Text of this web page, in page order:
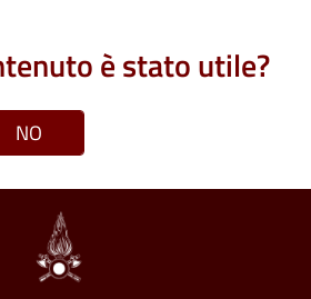
è stato utile?